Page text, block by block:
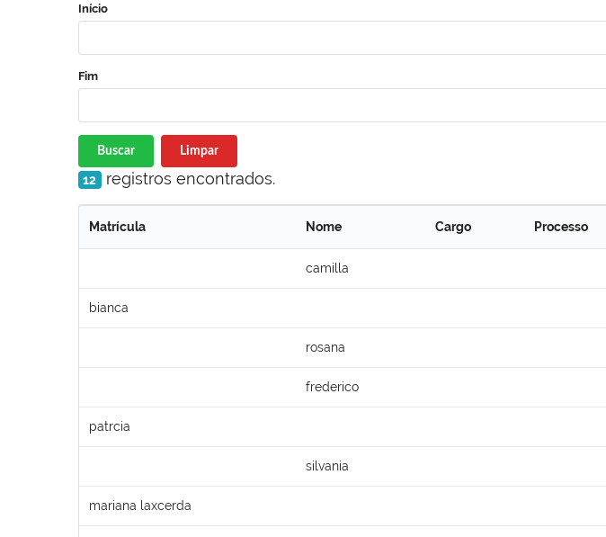
Início
Fim
Buscar Limpar
12 registros encontrados.
Matrícula Nome Cargo Processo
camilla
bianca
rosana
frederico
patrcia
silvania
mariana laxcerda